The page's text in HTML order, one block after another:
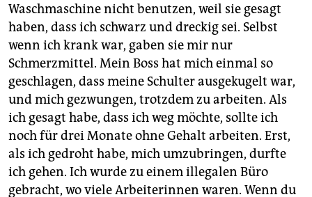
Waschmaschine nicht benutzen, weil sie gesagt
haben, dass ich schwarz und dreckig sei. Selbst
wenn ich krank war, gaben sie mir nur
Schmerzmittel. Mein Boss hat mich einmal so
geschlagen, dass meine Schulter ausgekugelt war,
und mich gezwungen, trotzdem zu arbeiten. Als
ich gesagt habe, dass ich weg möchte, sollte ich
noch für drei Monate ohne Gehalt arbeiten. Erst,
als ich gedroht habe, mich umzubringen, durfte
ich gehen. Ich wurde zu einem illegalen Büro
gebracht, wo viele Arbeiterinnen waren. Wenn du